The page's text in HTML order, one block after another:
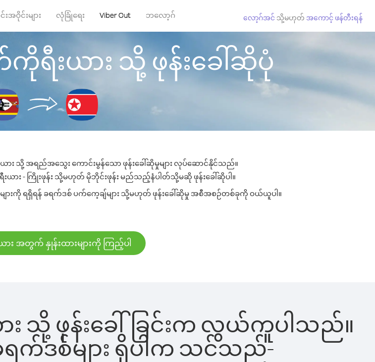
အဝိုင်းများ လုံခြုံရေး Viber Out ဘလော့ဂ် လော့ဂ်အင် သို့မဟုတ် အကောင့် ဖန်တီးရန်
ရီးယား သို့ ဖုန်းခေါ်ဆိုပုံ
ား သို့ အရည်အသွေး ကောင်းမွန်သော ဖုန်းခေါ်ဆိုမှုများ လုပ်ဆောင်နိုင်သည်။
းယား - ကြိုးဖုန်း သို့မဟုတ် မိုဘိုင်းဖုန်း မည်သည့်နံပါတ်သို့မဆို ဖုန်းခေါ်ဆိုပါ။
ားကို ရရှိရန် ခရက်ဒစ် ပက်ကေ့ချ်များ သို့မဟုတ် ဖုန်းခေါ်ဆိုမှု အစီအစဉ်တစ်ခုကို ဝယ်ယူပါ။
ား အတွက် နှုန်းထားများကို ကြည့်ပါ
ား သို့ ဖုန်းခေါ်ခြင်းက လွယ်ကူပါသည်။
ရက်ဒစ်များ ရှိပါက သင်သည်-